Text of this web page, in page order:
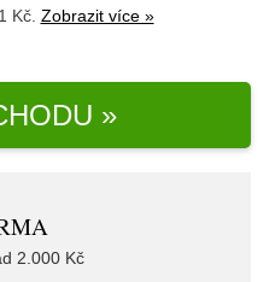
Kč. Zobrazit více »
»
2.000 Kč